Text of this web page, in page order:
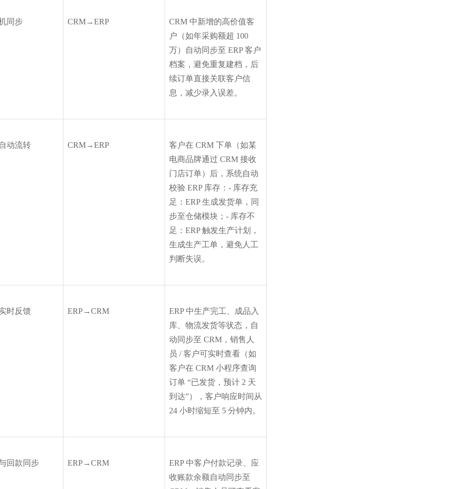
同步 CRM→ERP
CRM 中新增的高价值客
户（如年采购额超 100
万）自动同步至 ERP 客户
档案，避免重复建档，后
续订单直接关联客户信
息，减少录入误差。
动流转 CRM→ERP
客户在 CRM 下单（如某
电商品牌通过 CRM 接收
门店订单）后，系统自动
校验 ERP 库存：- 库存充
足：ERP 生成发货单，同
步至仓储模块；- 库存不
足：ERP 触发生产计划，
生成生产工单，避免人工
判断失误。
时反馈 ERP→CRM
ERP 中生产完工、成品入
库、物流发货等状态，自
动同步至 CRM，销售人
员 / 客户可实时查看（如
客户在 CRM 小程序查询
订单 “已发货，预计 2 天
到达”），客户响应时间从
24 小时缩短至 5 分钟内。
回款同步 ERP→CRM
ERP 中客户付款记录、应
收账款余额自动同步至